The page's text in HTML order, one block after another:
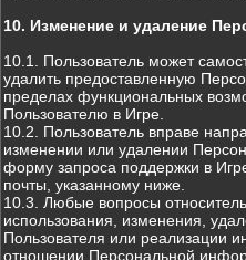
10. Изменение и удаление
10.1. Пользователь может
удалить предоставленную
пределах функциональных
Пользователю в Игре.
10.2. Пользователь вправе
изменении или удалении
форму запроса поддержки в
почты, указанному ниже.
10.3. Любые вопросы
использования, изменения,
Пользователя или реализации
отношении Персональной